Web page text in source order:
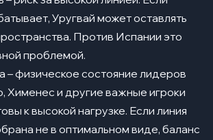
Уругвай может оставлять
Против Испании это
проблемой.
– физическое состояние лидеров
Хименес и другие важные игроки
к высокой нагрузке. Если линия
не в оптимальном виде, баланс